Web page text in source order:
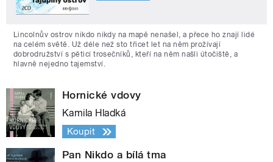
Lincolnův ostrov nikdo nikdy na mapě nenašel, a přece ho znají lidé
na celém světě. Už déle než sto třicet let na něm prožívají
dobrodružství s pěticí trosečníků, kteří na něm našli útočiště, a
hlavně nejedno tajemství.
Hornické vdovy
Kamila Hladká
Koupit
Pan Nikdo a bílá tma